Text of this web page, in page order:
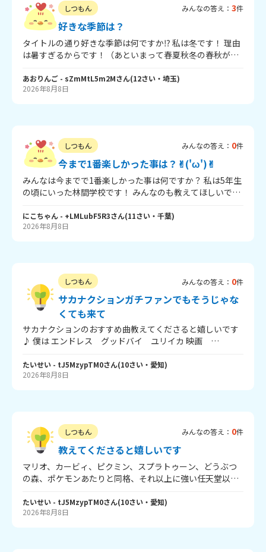
しつもん みんなの答え： 3件
好きな季節は？
タイトルの通り好きな季節は何ですか⁉ 私は冬です！ 理由
は暑すぎるからです！（あといまって春夏秋冬の春秋がも
丈夫だからね――）
あおりんご - sZmMtL5m2Mさん(12さい・ 埼玉)
2026年8月8日
しつもん みんなの答え： 0件
今まで1番楽しかった事は？✌︎('ω')✌︎
みんなは今までで1番楽しかった事は何ですか？ 私は5年生
の頃にいった林間学校です！ みんなのも教えてほしいで
にこちゃん - +LMLubF5R3さん(11さい・ 千葉)
2026年8月8日
しつもん みんなの答え： 0件
サカナクションガチファンでもそうじゃな
くても来て
サカナクションのおすすめ曲教えてくださると嬉しいです
♪ 僕は エンドレス グッドバイ ユリイカ 映画
フィッシングイズグッド ネイティブダンサー 白波トップ
ウォーター ボイル 目が明く藍色 SORATO ドキュメン
たいせい - tJ5MzypTM0さん(10さい・ 愛知)
2026年8月8日
しつもん みんなの答え： 0件
教えてくださると嬉しいです
マリオ、カービィ、ピクミン、スプラトゥーン、どうぶつ
の森、ポケモンあたりと同格、それ以上に強い任天堂以外
でこいつらと渡り合えるゲームシリーズ教えてください！
たいせい - tJ5MzypTM0さん(10さい・ 愛知)
2026年8月8日